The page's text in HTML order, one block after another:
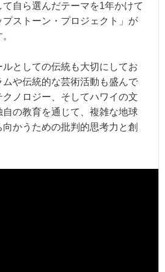
自ら選んだテーマを1年かけて
ストーン・プロジェクト」が
としての伝統も大切にしてお
ムや伝統的な芸術活動も盛んで
ノロジー、そしてハワイの文
の教育を通じて、複雑な地球
かうための批判的思考力と創